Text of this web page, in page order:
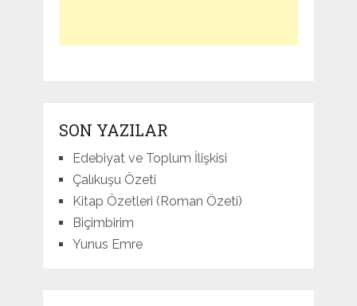
SON YAZILAR
Edebiyat ve Toplum İlişkisi
Çalıkuşu Özeti
Kitap Özetleri (Roman Özeti)
Biçimbirim
Yunus Emre